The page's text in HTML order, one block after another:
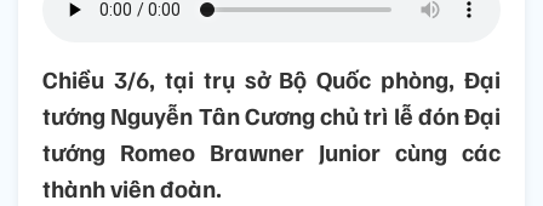
Chiều 3/6, tại trụ sở Bộ Quốc phòng, Đại
tướng Nguyễn Tân Cương chủ trì lễ đón Đại
tướng Romeo Brawner Junior cùng các
thành viên đoàn.